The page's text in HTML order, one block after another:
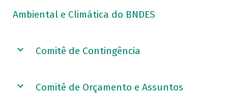
Ambiental e Climática do BNDES
Comitê de Contingência
Comitê de Orçamento e Assuntos